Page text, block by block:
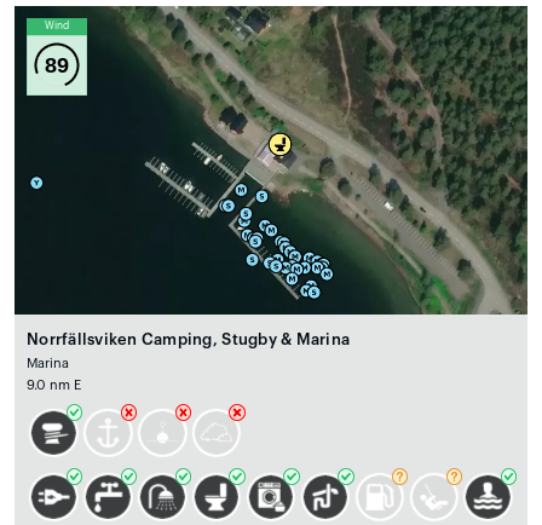
Wind
89
Norrfällsviken Camping, Stugby & Marina
Marina
9.0 nm E